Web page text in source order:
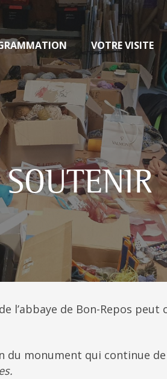
VOTRE VISITE
l’abbaye de Bon-Repos
du monument qui continue